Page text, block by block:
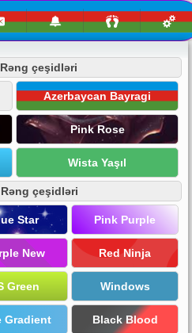
çeşidləri
Azerbaycan Bayragi
Pink Rose
Wista Yaşıl
çeşidləri
Star Pink Purple
New Red Ninja
Green Windows
Gradient Black Blood